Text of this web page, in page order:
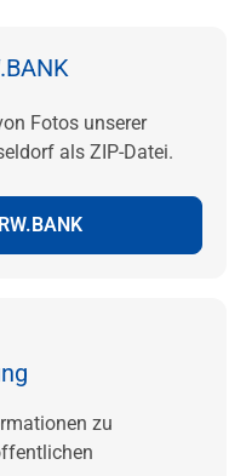
Fotos unserer
als ZIP-Datei.
zu